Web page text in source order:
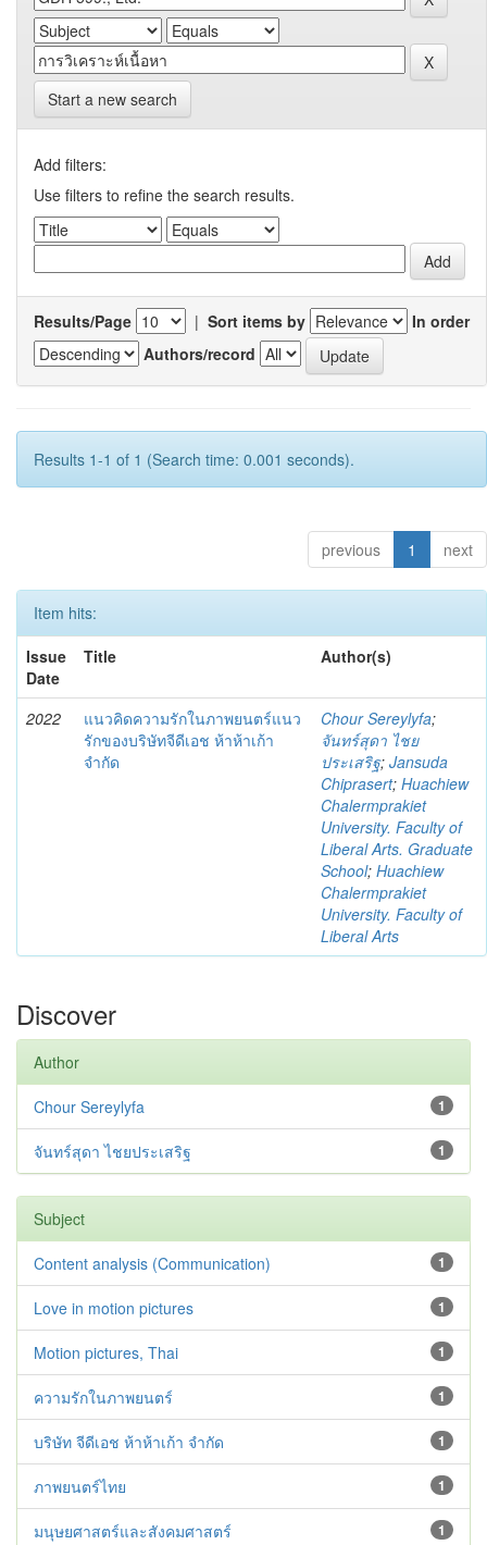
Start a new search
Add filters:
Use filters to refine the search results.
Results/Page | Sort items by
In order
Authors/record
Results 1-1 of 1 (Search time: 0.001 seconds).
previous 1 next
Item hits:
Issue
Date
Title Author(s)
2022
แนวคิดความรักในภาพยนตร์แนว
รักของบริษัทจีดีเอช ห้าห้าเก้า
จำกัด
Chour Sereylyfa;
จันทร์สุดา ไชย
ประเสริฐ; Jansuda
Chiprasert; Huachiew
Chalermprakiet
University. Faculty of
Liberal Arts. Graduate
School; Huachiew
Chalermprakiet
University. Faculty of
Liberal Arts
Discover
Author
1
Chour Sereylyfa
1
จันทร์สุดา ไชยประเสริฐ
Subject
1
Content analysis (Communication)
1
Love in motion pictures
1
Motion pictures, Thai
1
ความรักในภาพยนตร์
1
บริษัท จีดีเอช ห้าห้าเก้า จำกัด
1
ภาพยนตร์ไทย
1
มนุษยศาสตร์และสังคมศาสตร์